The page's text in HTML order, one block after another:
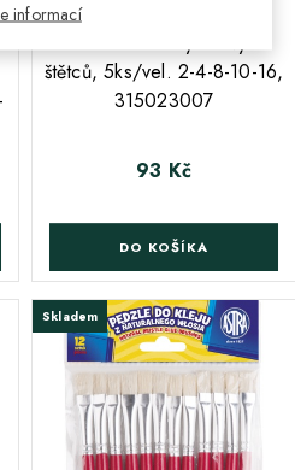
ASTRA Sada nylonových
štětců, 5ks/vel. 2-4-8-10-16,
315023007
Cena
93 Kč
DO KOŠÍKA
Skladem
informací